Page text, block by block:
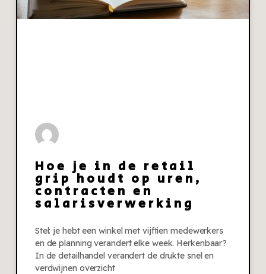
Hoe je in de retail
grip houdt op uren,
contracten en
salarisverwerking
Stel: je hebt een winkel met vijftien medewerkers
en de planning verandert elke week. Herkenbaar?
In de detailhandel verandert de drukte snel en
verdwijnen overzicht